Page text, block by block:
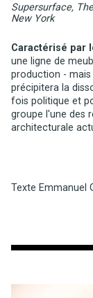
Supersurface,
New York
Caractérisé par
une ligne de
production -
précipitera la
fois politique et
groupe l'une des
architecturale
Texte Emmanuel